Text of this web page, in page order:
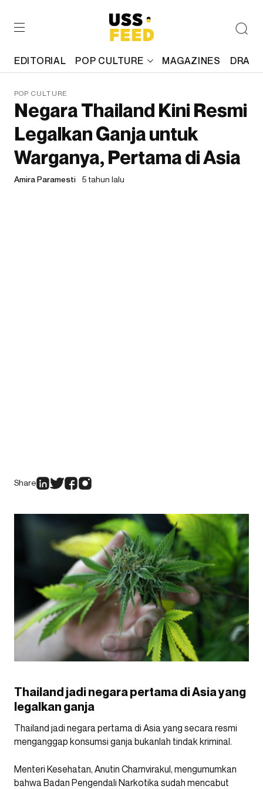
EDITORIAL POP CULTURE MAGAZINES
POP CULTURE
Negara Thailand Kini Resmi
Legalkan Ganja untuk
Warganya, Pertama di Asia
Amira Paramesti 5 tahun lalu
Share
Thailand jadi negara pertama di Asia yang
legalkan ganja
Thailand jadi negara pertama di Asia yang secara resmi
menganggap konsumsi ganja bukanlah tindak kriminal.
Menteri Kesehatan, Anutin Charnvirakul, mengumumkan
bahwa Badan Pengendali Narkotika sudah mencabut